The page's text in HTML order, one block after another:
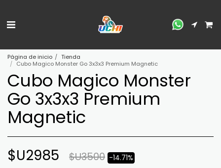
Página de inicio
Tienda
Cubo Magico Monster Go 3x3x3 Premium Magnetic
Cubo Magico Monster
Go 3x3x3 Premium
Magnetic
$U2985 $U3500 -14.71%